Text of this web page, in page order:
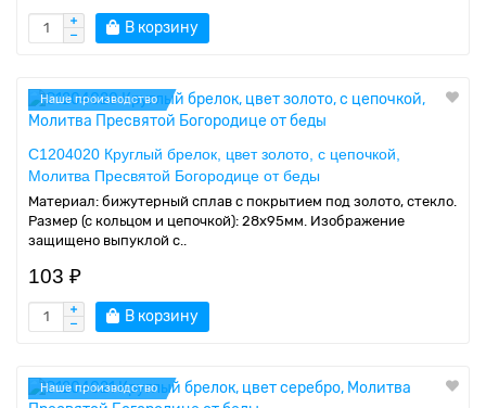
В корзину
Наше производство
C1204020 Круглый брелок, цвет золото, с цепочкой,
Молитва Пресвятой Богородице от беды
Материал: бижутерный сплав с покрытием под золото, стекло.
Размер (с кольцом и цепочкой): 28х95мм. Изображение
защищено выпуклой с..
103 ₽
В корзину
Наше производство